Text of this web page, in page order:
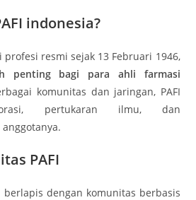
indonesia?
profesi resmi sejak 13 Februari 1946,
penting bagi para ahli farmasi
komunitas dan jaringan, PAFI
pertukaran ilmu, dan
PAFI
dengan komunitas berbasis